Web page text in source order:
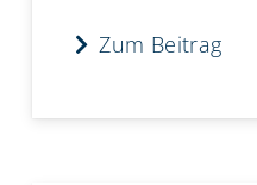
Zum Beitrag